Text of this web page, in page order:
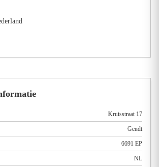
Kruisstraat 17
Gendt
6691 EP
NL